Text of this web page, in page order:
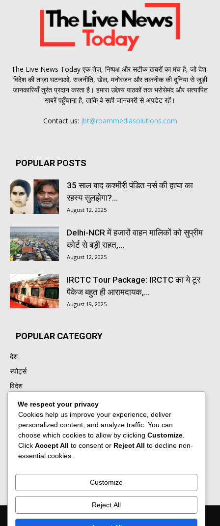
The Live News Today एक तेज़, निष्पक्ष और सटीक खबरों का मंच है, जो देश-
विदेश की ताज़ा घटनाओं, राजनीति, खेल, मनोरंजन और तकनीक की दुनिया से जुड़ी
जानकारियाँ तुरंत प्रदान करता है। हमारा उद्देश्य पाठकों तक भरोसेमंद और सत्यापित
खबरें पहुँचाना है, ताकि वे सही जानकारी से अपडेट रहें।
Contact us: jbt@roammediasolutions.com
POPULAR POSTS
35 साल बाद कश्मीरी पंडित नर्स की हत्या का
रहस्य सुलझेगा?...
August 12, 2025
Delhi-NCR में हजारों वाहन मालिकों को सुप्रीम
कोर्ट से बड़ी राहत,...
August 12, 2025
IRCTC Tour Package: IRCTC का ये टूर
पैकेज बहुत ही आरामदायक,...
August 19, 2025
POPULAR CATEGORY
देश
स्पोर्ट्स
विदेश
बॉलीवुड
पंजाब
उत्तर प्रदेश
राज्य
दिल्ली
About Us Contact Us Privacy Policy
Advertisement
We respect your privacy
Cookies help us improve your experience, deliver
personalized content, and analyze traffic. You can
choose which cookies to allow by clicking Customize
Click Accept All to consent or Reject All to decline non-
essential cookies.
Customize
Reject All